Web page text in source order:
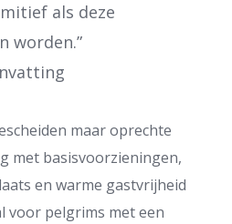
als deze
worden.”
maar oprechte
met basisvoorzieningen,
en warme gastvrijheid
voor pelgrims met een